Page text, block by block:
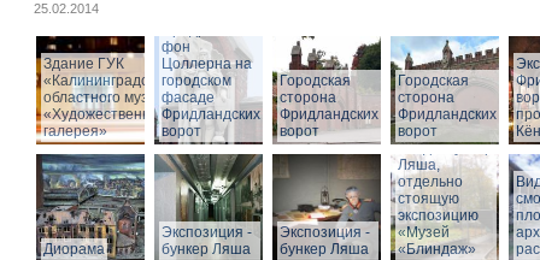
25.02.2014
Здание ГУК
«Калининградского
областного музея
«Художественная
галерея»
фон
Цоллерна на
городском
фасаде
Фридландских
ворот
Городская
сторона
Фридландских
ворот
Городская
сторона
Фридландских
ворот
Диорама
Экспозиция -
бункер Ляша
Экспозиция -
бункер Ляша
Вход в бункер
Ляша,
отдельно
стоящую
экспозицию
«Музей
«Блиндаж»